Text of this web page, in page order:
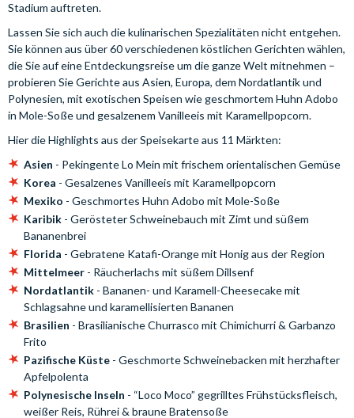
Stadium auftreten.
Lassen Sie sich auch die kulinarischen Spezialitäten nicht entgehen.
Sie können aus über 60 verschiedenen köstlichen Gerichten wählen,
die Sie auf eine Entdeckungsreise um die ganze Welt mitnehmen –
probieren Sie Gerichte aus Asien, Europa, dem Nordatlantik und
Polynesien, mit exotischen Speisen wie geschmortem Huhn Adobo
in Mole-Soße und gesalzenem Vanilleeis mit Karamellpopcorn.
Hier die Highlights aus der Speisekarte aus 11 Märkten:
Asien - Pekingente Lo Mein mit frischem orientalischen Gemüse
Korea - Gesalzenes Vanilleeis mit Karamellpopcorn
Mexiko - Geschmortes Huhn Adobo mit Mole-Soße
Karibik - Gerösteter Schweinebauch mit Zimt und süßem
Bananenbrei
Florida - Gebratene Katafi-Orange mit Honig aus der Region
Mittelmeer - Räucherlachs mit süßem Dillsenf
Nordatlantik - Bananen- und Karamell-Cheesecake mit
Schlagsahne und karamellisierten Bananen
Brasilien - Brasilianische Churrasco mit Chimichurri & Garbanzo
Frito
Pazifische Küste - Geschmorte Schweinebacken mit herzhafter
Apfelpolenta
Polynesische Inseln - “Loco Moco” gegrilltes Frühstücksfleisch,
weißer Reis, Rührei & braune Bratensoße